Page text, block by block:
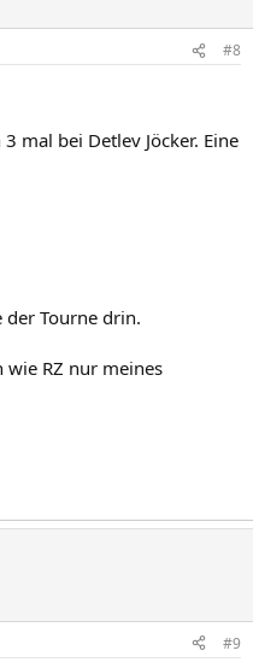
#8
mal bei Detlev Jöcker. Eine
der Tourne drin.
wie RZ nur meines
#9